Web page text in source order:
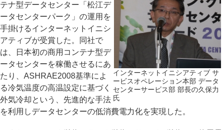
インターネットイニシアティブ サ
ービスオペレーション本部 データ
センターサービス部 部長の久保力
氏
テナ型データセンター「松江デ
ータセンターパーク」の運用を
手掛けるインターネットイニシ
アティブが受賞した。同社で
は、日本初の商用コンテナ型デ
ータセンターを稼働させるにあ
たり、ASHRAE2008基準によ
る冷気温度の高温設定に基づく
外気冷却という、先進的な手法
を利用しデータセンターの低消費電力化を実現した。